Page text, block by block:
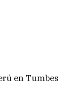
en Tumbes